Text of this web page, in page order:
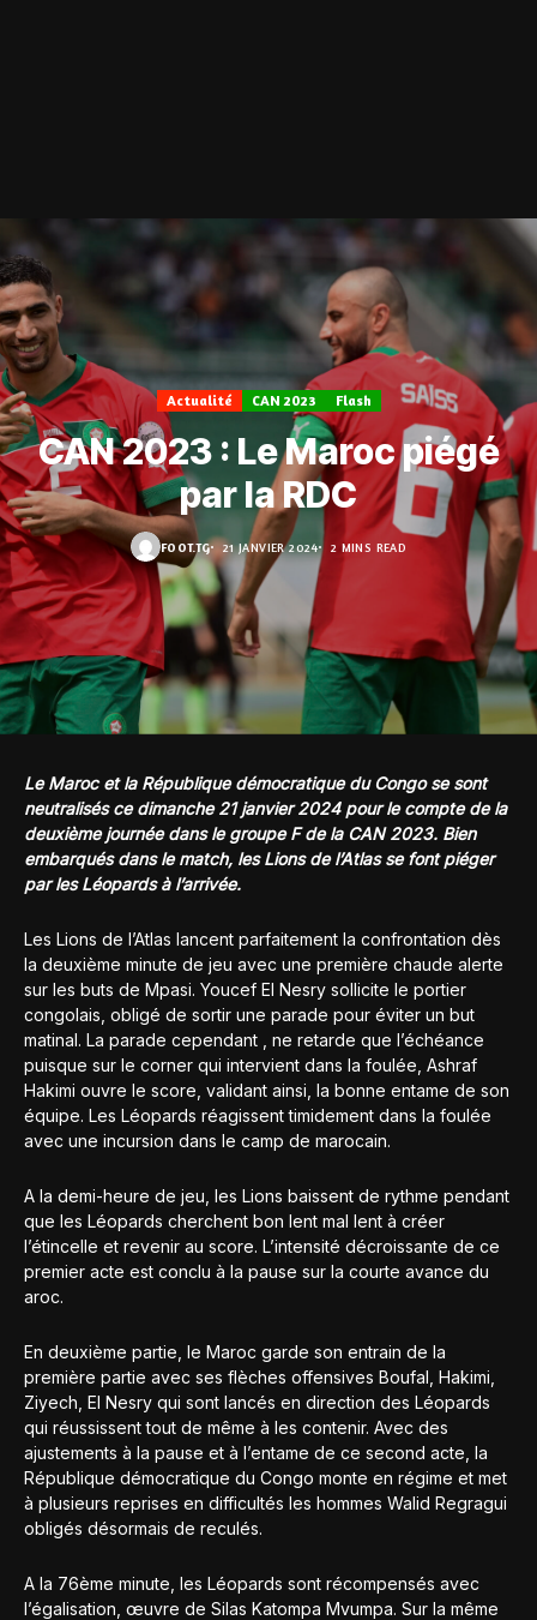
Actualité CAN 2023 Flash
CAN 2023 : Le Maroc piégé
par la RDC
FOOT.TG 21 JANVIER 2024 2 MINS READ
Le Maroc et la République démocratique du Congo se sont
neutralisés ce dimanche 21 janvier 2024 pour le compte de la
deuxième journée dans le groupe F de la CAN 2023. Bien
embarqués dans le match, les Lions de l’Atlas se font piéger
par les Léopards à l’arrivée.
Les Lions de l’Atlas lancent parfaitement la confrontation dès
la deuxième minute de jeu avec une première chaude alerte
sur les buts de Mpasi. Youcef El Nesry sollicite le portier
congolais, obligé de sortir une parade pour éviter un but
matinal. La parade cependant , ne retarde que l’échéance
puisque sur le corner qui intervient dans la foulée, Ashraf
Hakimi ouvre le score, validant ainsi, la bonne entame de son
équipe. Les Léopards réagissent timidement dans la foulée
avec une incursion dans le camp de marocain.
A la demi-heure de jeu, les Lions baissent de rythme pendant
que les Léopards cherchent bon lent mal lent à créer
l’étincelle et revenir au score. L’intensité décroissante de ce
premier acte est conclu à la pause sur la courte avance du
aroc.
En deuxième partie, le Maroc garde son entrain de la
première partie avec ses flèches offensives Boufal, Hakimi,
Ziyech, El Nesry qui sont lancés en direction des Léopards
qui réussissent tout de même à les contenir. Avec des
ajustements à la pause et à l’entame de ce second acte, la
République démocratique du Congo monte en régime et met
à plusieurs reprises en difficultés les hommes Walid Regragui
obligés désormais de reculés.
A la 76ème minute, les Léopards sont récompensés avec
l’égalisation, œuvre de Silas Katompa Mvumpa. Sur la même